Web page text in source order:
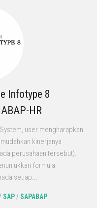
Infotype 8
HR
user mengharapkan
kinerjanya
perusahaan tersebut).
formula
setiap...
SAP/ SAPABAP